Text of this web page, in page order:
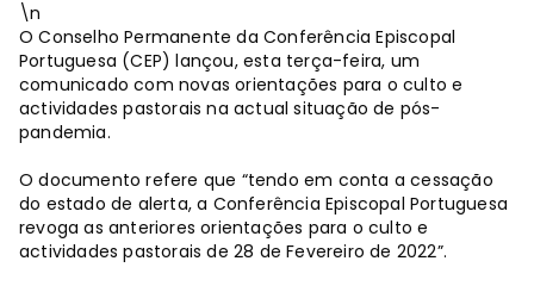
\n
O Conselho Permanente da Conferência Episcopal
Portuguesa (CEP) lançou, esta terça-feira, um
comunicado com novas orientações para o culto e
actividades pastorais na actual situação de pós-
pandemia.
O documento refere que “tendo em conta a cessação
do estado de alerta, a Conferência Episcopal Portuguesa
revoga as anteriores orientações para o culto e
actividades pastorais de 28 de Fevereiro de 2022”.